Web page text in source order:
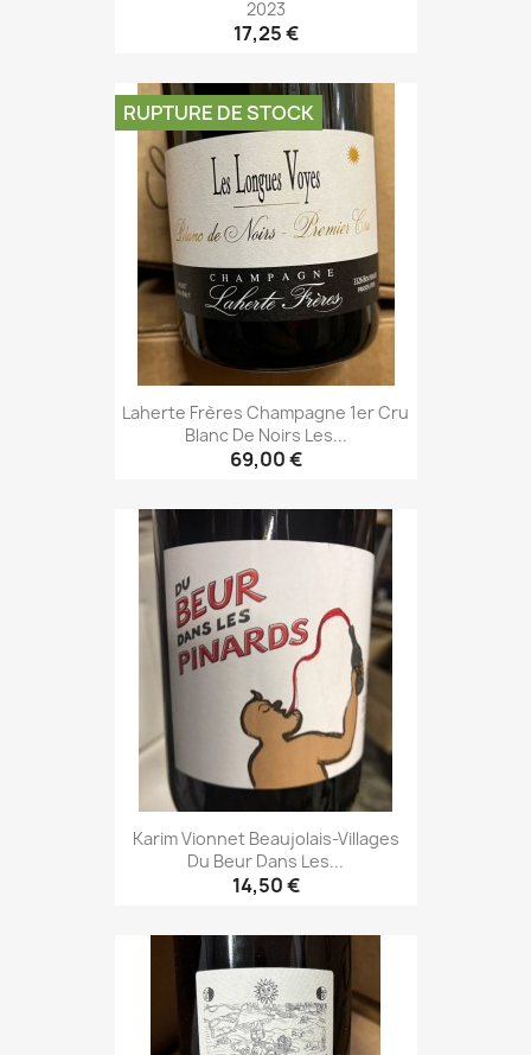
2023
17,25 €
Laherte Frères Champagne 1er Cru
Blanc De Noirs Les...
69,00 €
RUPTURE DE STOCK
Karim Vionnet Beaujolais-Villages
Du Beur Dans Les...
14,50 €